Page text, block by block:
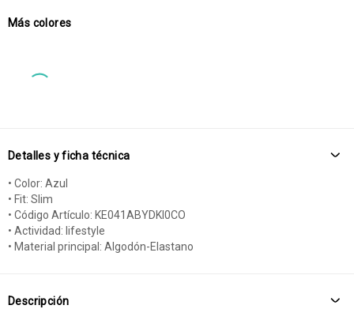
Más colores
Detalles y ficha técnica
• Color: Azul
• Fit: Slim
• Código Artículo: KE041ABYDKI0CO
• Actividad: lifestyle
• Material principal: Algodón-Elastano
Descripción